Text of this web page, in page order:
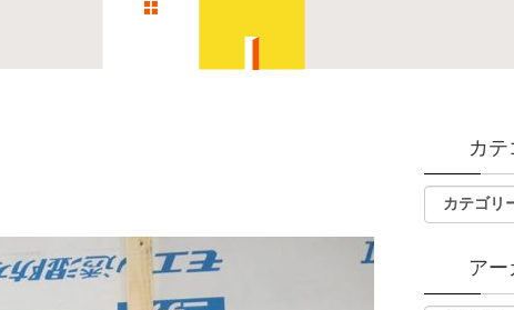
カテ
アー